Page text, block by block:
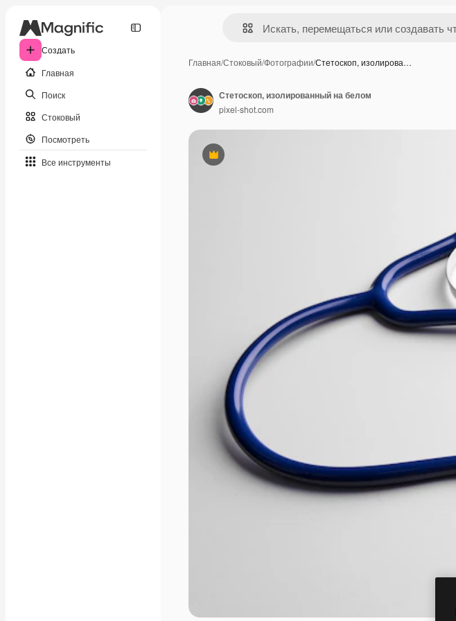
Создать
Главная
Поиск
Стоковый
Посмотреть
Все инструменты
Главная/Стоковый/Фотографии/Стетоскоп, изолирова…
Премиум
Стетоскоп, изолированный на белом
pixel-shot.com